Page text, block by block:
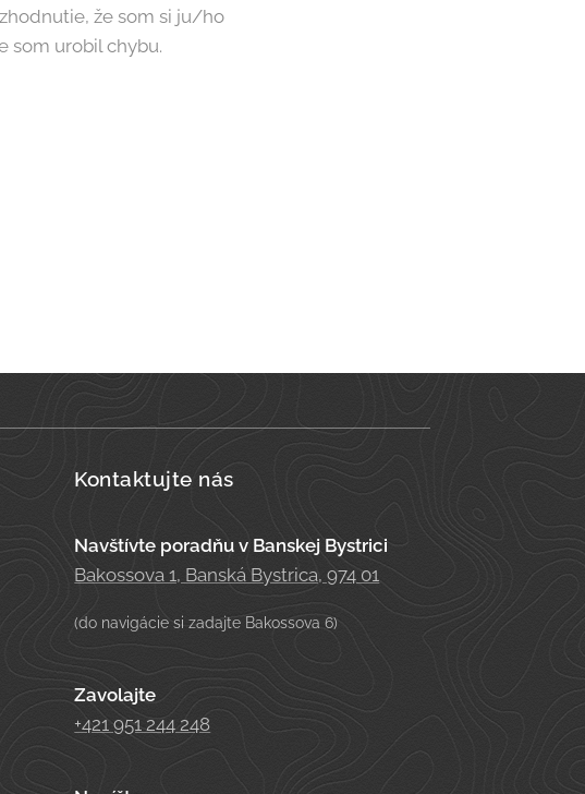
že som si ju/ho
som urobil chybu.
Kontaktujte nás
Navštívte poradňu v Banskej Bystrici
Bakossova 1, Banská Bystrica, 974 01
(do navigácie si zadajte Bakossova 6)
Zavolajte
+421 951 244 248